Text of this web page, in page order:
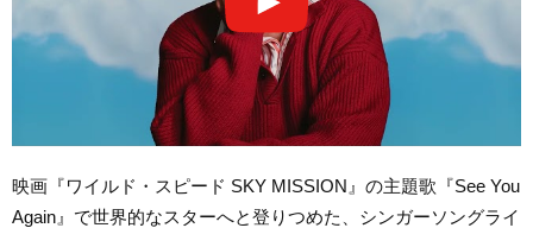
映画『ワイルド・スピード SKY MISSION』の主題歌『See You
Again』で世界的なスターへと登りつめた、シンガーソングライ